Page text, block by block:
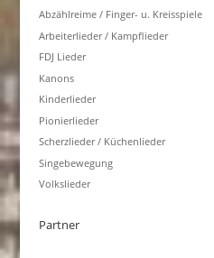
Abzählreime / Finger- u. Kreisspiele
Arbeiterlieder / Kampflieder
FDJ Lieder
Kanons
Kinderlieder
Pionierlieder
Scherzlieder / Küchenlieder
Singebewegung
Volkslieder
Partner